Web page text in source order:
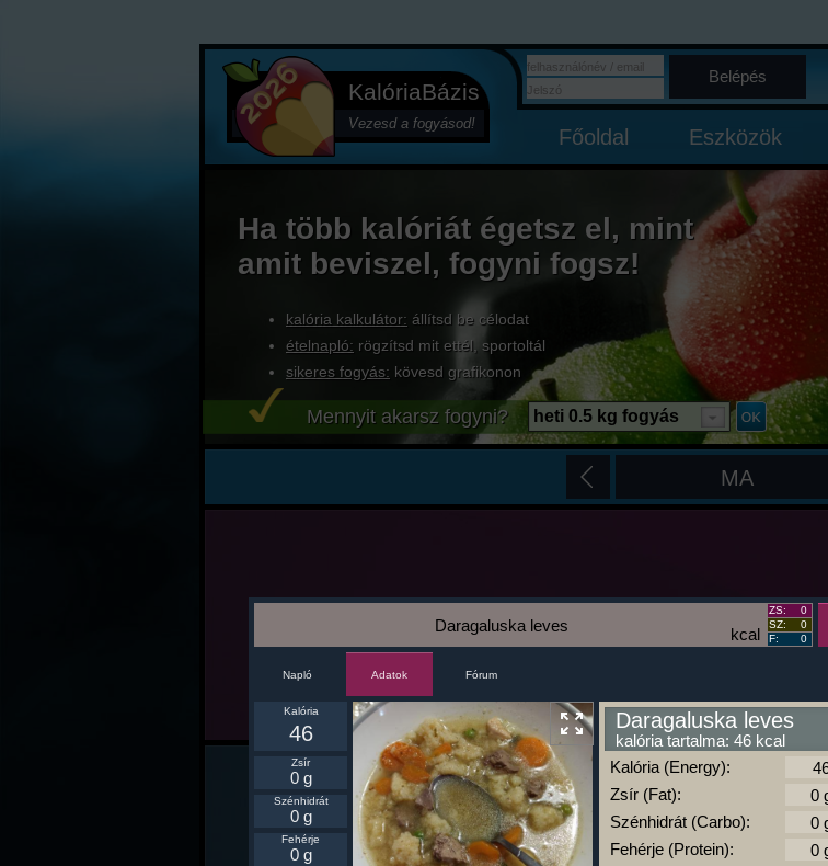
KalóriaBázis
Vezesd a fogyásod!
Belépés
Főoldal Eszközök
Ha több kalóriát égetsz el, mint
amit beviszel, fogyni fogsz!
kalória kalkulátor: állítsd be célodat
ételnapló: rögzítsd mit ettél, sportoltál
sikeres fogyás: kövesd grafikonon
Mennyit akarsz fogyni? heti 0.5 kg fogyás
MA
kcal
Daragaluska leves
ZS:
0
SZ:
0
F:
0
Napló Adatok Fórum
Kalória
46
Zsír
0 g
Szénhidrát
0 g
Fehérje
0 g
Daragaluska leves
kalória tartalma: 46 kcal
Kalória (Energy):
Zsír (Fat):
Szénhidrát (Carbo):
Fehérje (Protein):